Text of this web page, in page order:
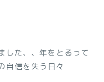
した、、年をとるって
自信を失う日々